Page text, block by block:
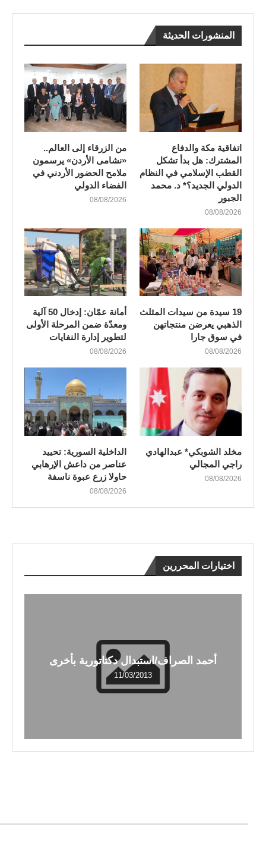
المنشورات الحديثة
اتفاقية مكة والدفاع
المشترك: هل بدأ تشكل
القطب الإسلامي في النظام
الدولي الجديد؟* د. محمد
الجبور
08/08/2026
من الزرقاء إلى العالم..
«نشامى الأردن» يرسمون
ملامح الحضور الأردني في
الفضاء الدولي
08/08/2026
19 سيدة من سيدات المثلث
الذهبي يعرضن منتجاتهن
في سوق جارا
08/08/2026
أمانة عمّان: إدخال 50 آلية
ومعدّة ضمن المرحلة الأولى
لتطوير إدارة النفايات
08/08/2026
مخلد الشوبكي* عبدالهادي
راجي المجالي
08/08/2026
الداخلية السورية: تحييد
عناصر من داعش الإرهابي
حاولا زرع عبوة ناسفة
08/08/2026
اختيارات المحررين
أحمد الصراف/استبدال دكتاتورية بأخرى
11/03/2013